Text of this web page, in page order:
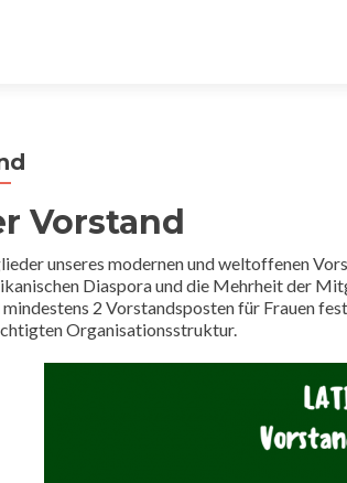
Vorstand
unseres modernen und weltoffenen
Diaspora und die Mehrheit der
mindestens 2 Vorstandsposten für Frauen
Organisationsstruktur.